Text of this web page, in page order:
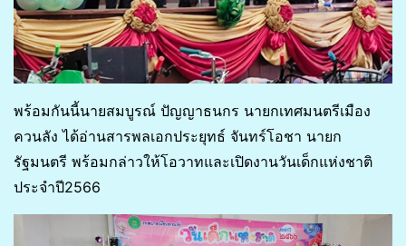
พร้อมกันนี้นายสมบูรณ์ ปัญญาธนกร นายกเทศมนตรีเมือง
ควนลัง ได้อ่านสารพลเอกประยุทธ์ จันทร์โอชา นายก
รัฐมนตรี พร้อมกล่าวให้โอวาทและเปิดงานวันเด็กแห่งชาติ
ประจำปี2566